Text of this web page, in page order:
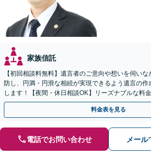
家族信託
【初回相談料無料】遺言者のご意向や想いを伺い
防し、円満・円滑な相続が実現できるよう遺言の作
します！【夜間・休日相談OK】リーズナブルな料
ピーディーにまごころを持って対応させて頂きます
料金表を見る
電話でお問い合わせ メール